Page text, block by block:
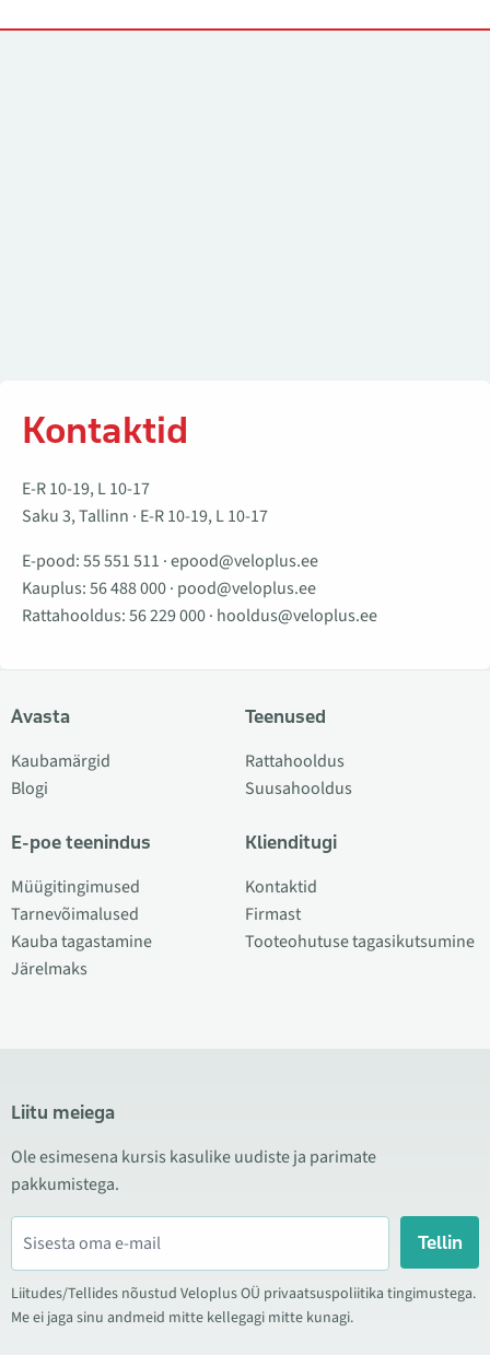
Kontaktid
E-R 10-19, L 10-17
Saku 3, Tallinn · E-R 10-19, L 10-17
E-pood:55 551 511 ·epood@veloplus.ee
Kauplus:56 488 000· pood@veloplus.ee
Rattahooldus:56 229 000· hooldus@veloplus.ee
Avasta
Kaubamärgid
Blogi
E-poe teenindus
Müügitingimused
Tarnevõimalused
Kauba tagastamine
Järelmaks
Teenused
Rattahooldus
Suusahooldus
Klienditugi
Kontaktid
Firmast
Tooteohutuse tagasikutsumine
Liitu meiega
Ole esimesena kursis kasulike uudiste ja parimate
pakkumistega.
Tellin
Liitudes/Tellides nõustud Veloplus OÜ privaatsuspoliitika tingimustega.
Me ei jaga sinu andmeid mitte kellegagi mitte kunagi.